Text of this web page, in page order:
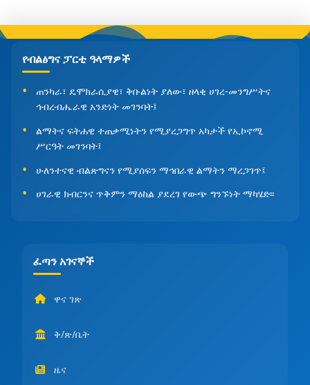
የብልፅግና ፓርቲ ዓላማዎች
ጠንካራ፣ ዴሞክራሲያዊ፣ ቅቡልነት ያለው፣ ዘላቂ ሀገረ-መንግሥትና
ኅብረብሔራዊ አንድነት መገንባት፤
ልማትና ፍትሐዊ ተጠቃሚነትን የሚያረጋግጥ አካታች የኢኮኖሚ
ሥርዓት መገንባት፤
ሁለንተናዊ ብልጽግናን የሚያሰፍን ማኅበራዊ ልማትን ማረጋገጥ፤
ሀገራዊ ክብርንና ጥቅምን ማዕከል ያደረገ የውጭ ግንኙነት ማካሄድ፡፡
ፈጣን አገናኞች
ዋና ገጽ
ቅ/ጽ/ቤት
ዜና